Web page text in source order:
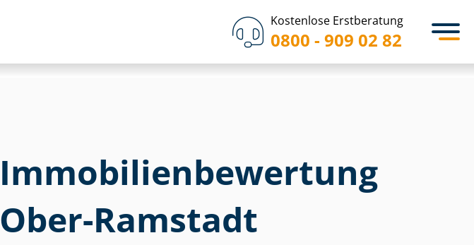
Kostenlose Erstberatung
0800 - 909 02 82
Immobilien­bewertung
Ober-Ramstadt